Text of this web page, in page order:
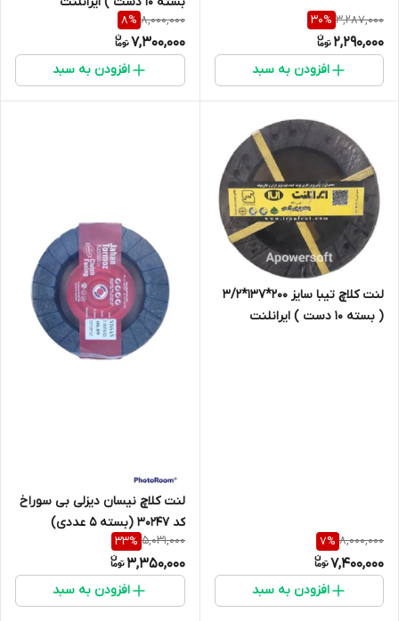
3,287,000
30%
2,290,000
افزودن به سبد
8,000,000
8%
7,300,000
افزودن به سبد
لنت کلاچ تیبا سایز 200*137*3/2
( بسته 10 دست ) ایرانلنت
8,000,000
7%
7,400,000
افزودن به سبد
لنت کلاچ نیسان دیزلی بی سوراخ
کد 30247 (بسته 5 عددی)
3/5*150*225
5,031,000
33%
3,350,000
افزودن به سبد